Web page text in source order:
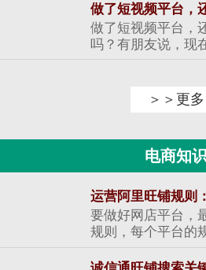
做了短视频平台，
做了短视频平台，
吗？有朋友说，现
＞＞更多
电商知识
运营阿里旺铺规则
要做好网店平台，
规则，每个平台的